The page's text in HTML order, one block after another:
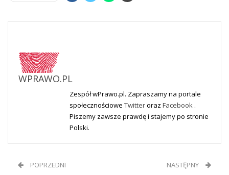
WPRAWO.PL
Zespół wPrawo.pl. Zapraszamy na portale
społecznościowe Twitteroraz Facebook .
Piszemy zawsze prawdę i stajemy po stronie
Polski.
POPRZEDNI NASTĘPNY